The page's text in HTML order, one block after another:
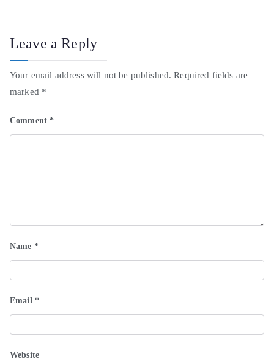
Leave a Reply
Your email address will not be published. Required fields are
marked *
Comment*
Name *
Email *
Website